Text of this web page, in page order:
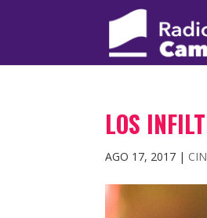
LOS
AGO 17, 2017 |